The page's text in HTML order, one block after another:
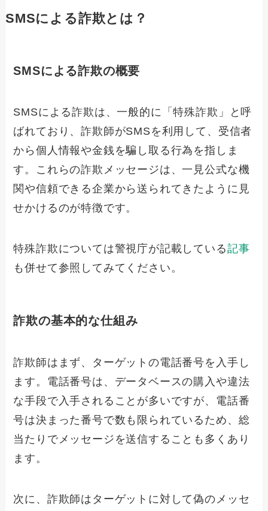
SMSによる詐欺とは？
SMSによる詐欺の概要
SMSによる詐欺は、一般的に「特殊詐欺」と呼
ばれており、詐欺師がSMSを利用して、受信者
から個人情報や金銭を騙し取る行為を指しま
す。これらの詐欺メッセージは、一見公式な機
関や信頼できる企業から送られてきたように見
せかけるのが特徴です。
特殊詐欺については警視庁が記載している記事
も併せて参照してみてください。
詐欺の基本的な仕組み
詐欺師はまず、ターゲットの電話番号を入手し
ます。電話番号は、データベースの購入や違法
な手段で入手されることが多いですが、電話番
号は決まった番号で数も限られているため、総
当たりでメッセージを送信することも多くあり
ます。
次に、詐欺師はターゲットに対して偽のメッセ